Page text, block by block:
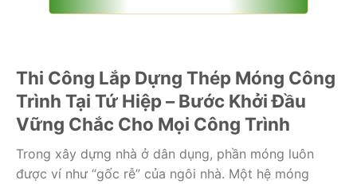
Thi Công Lắp Dựng Thép Móng Công
Trình Tại Tứ Hiệp – Bước Khởi Đầu
Vững Chắc Cho Mọi Công Trình
Trong xây dựng nhà ở dân dụng, phần móng luôn
được ví như “gốc rễ” của ngôi nhà. Một hệ móng